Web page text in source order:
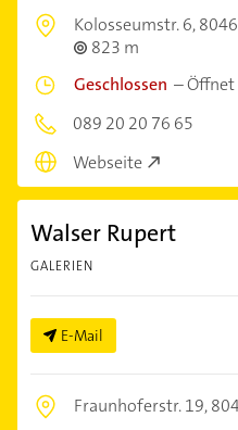
Kolosseumstr. 6,
823 m
Geschlossen –Öffnet
089 20 20 76 65
Webseite
Walser Rupert
GALERIEN
E-Mail
Fraunhoferstr. 19,